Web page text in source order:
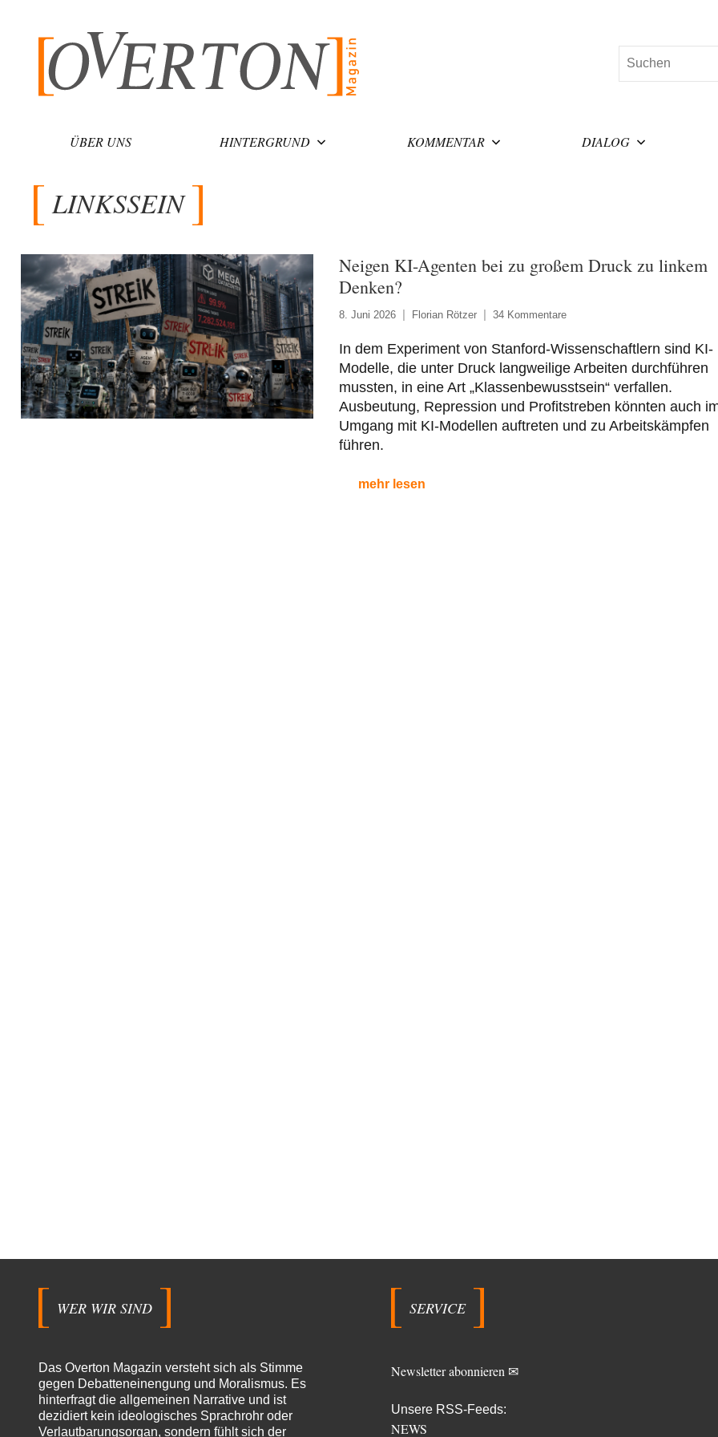
Suchen
ÜBER UNS HINTERGRUND KOMMENTAR DIALOG
LINKSSEIN
Neigen KI-Agenten bei zu großem Druck zu linkem
Denken?
8. Juni 2026 Florian Rötzer 34 Kommentare
In dem Experiment von Stanford-Wissenschaftlern sind KI-
Modelle, die unter Druck langweilige Arbeiten durchführen
mussten, in eine Art „Klassenbewusstsein“ verfallen.
Ausbeutung, Repression und Profitstreben könnten auch
Umgang mit KI-Modellen auftreten und zu Arbeitskämpfen
führen.
mehr lesen
WER WIR SIND
Das Overton Magazin versteht sich als Stimme
gegen Debatteneinengung und Moralismus. Es
hinterfragt die allgemeinen Narrative und ist
dezidiert kein ideologisches Sprachrohr oder
Verlautbarungsorgan, sondern fühlt sich der
SERVICE
Newsletter abonnieren ✉
Unsere RSS-Feeds:
NEWS